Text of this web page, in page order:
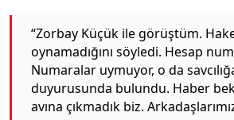
“Zorbay Küçük ile görüştüm.
oynamadığını söyledi. Hesap
Numaralar uymuyor, o da
duyurusunda bulundu. Haber
avına çıkmadık biz.